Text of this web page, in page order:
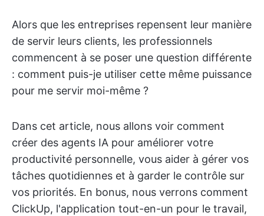
Alors que les entreprises repensent leur manière
de servir leurs clients, les professionnels
commencent à se poser une question différente
: comment puis-je utiliser cette même puissance
pour me servir moi-même ?
Dans cet article, nous allons voir comment
créer des agents IA pour améliorer votre
productivité personnelle, vous aider à gérer vos
tâches quotidiennes et à garder le contrôle sur
vos priorités. En bonus, nous verrons comment
ClickUp, l'application tout-en-un pour le travail,